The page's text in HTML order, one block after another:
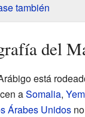
también
del
está
aSomalia,
Árabes Unidosno